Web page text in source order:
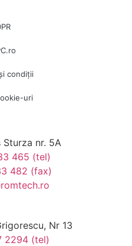
condiții
uri
Sturza nr. 5A
465 (tel)
482 (fax)
Nr 13
2294 (tel)